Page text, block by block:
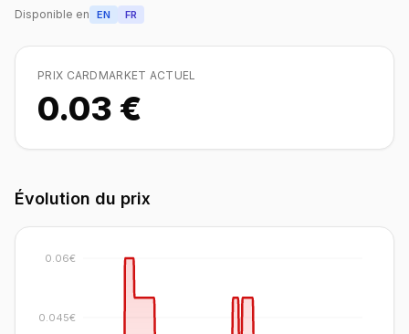
Disponible en EN FR
PRIX CARDMARKET ACTUEL
0.03 €
Évolution du prix
0.045€
0.06€